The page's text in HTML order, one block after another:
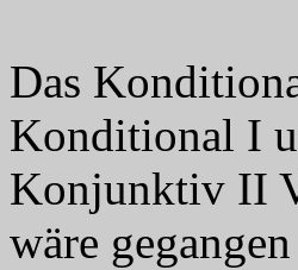
Das
Konditional I
Konjunktiv II
wäre gegangen